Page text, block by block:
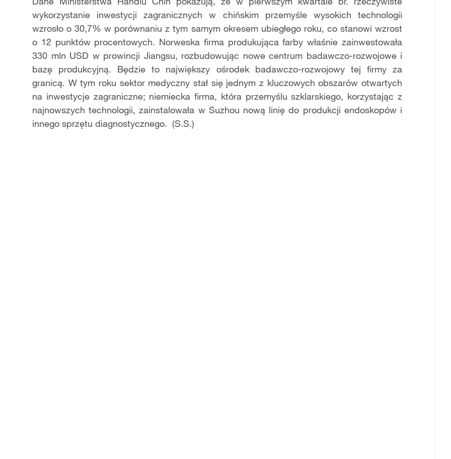
wykorzystanie inwestycji zagranicznych w chińskim przemyśle wysokich technologii
wzrosło o 30,7% w porównaniu z tym samym okresem ubiegłego roku, co stanowi wzrost
o 12 punktów procentowych. Norweska firma produkująca farby właśnie zainwestowała
330 mln USD w prowincji Jiangsu, rozbudowując nowe centrum badawczo-rozwojowe i
bazę produkcyjną. Będzie to największy ośrodek badawczo-rozwojowy tej firmy za
granicą. W tym roku sektor medyczny stał się jednym z kluczowych obszarów otwartych
na inwestycje zagraniczne; niemiecka firma, która przemyślu szklarskiego, korzystając z
najnowszych technologii, zainstalowała w Suzhou nową linię do produkcji endoskopów i
innego sprzętu diagnostycznego. (S.S.)